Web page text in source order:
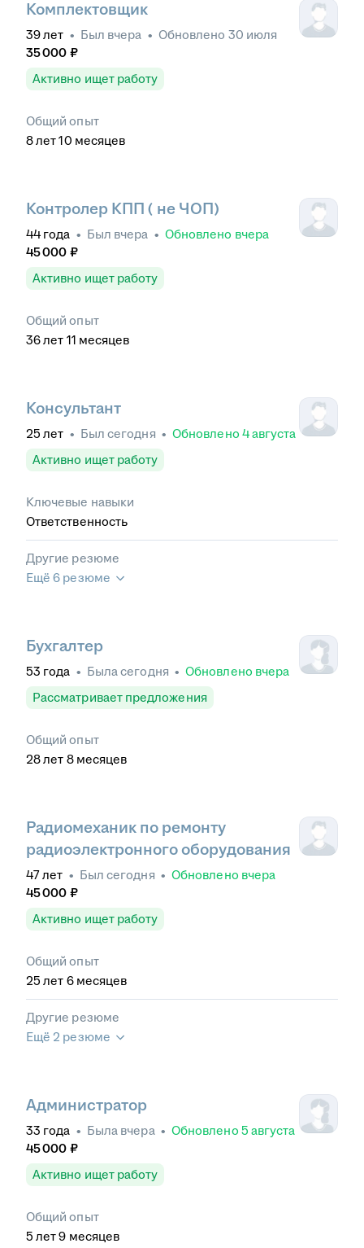
Комплектовщик
39лет • Был вчера • Обновлено 30 июля
35 000 ₽
Активно ищет работу
Общий опыт
8лет 10 месяцев
Контролер КПП ( не ЧОП)
44 года • Был вчера • Обновлено вчера
45 000 ₽
Активно ищет работу
Общий опыт
36лет 11 месяцев
Консультант
25 лет • Был сегодня • Обновлено 4 августа
Активно ищет работу
Ключевые навыки
Ответственность
Другие резюме
Ещё 6 резюме
Бухгалтер
53 года • Быласегодня • Обновлено вчера
Рассматривает предложения
Общий опыт
28лет 8 месяцев
Радиомеханик по ремонту
радиоэлектронного оборудования
47лет • Был сегодня • Обновлено вчера
45 000 ₽
Активно ищет работу
Общий опыт
25 лет 6 месяцев
Другие резюме
Ещё 2 резюме
Администратор
33 года • Была вчера • Обновлено 5 августа
45 000 ₽
Активно ищет работу
Общий опыт
5 лет 9 месяцев